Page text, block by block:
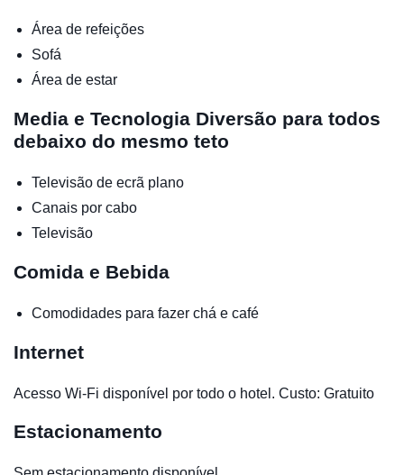
Área de refeições
Sofá
Área de estar
Media e Tecnologia Diversão para todos
debaixo do mesmo teto
Televisão de ecrã plano
Canais por cabo
Televisão
Comida e Bebida
Comodidades para fazer chá e café
Internet
Acesso Wi-Fi disponível por todo o hotel. Custo: Gratuito
Estacionamento